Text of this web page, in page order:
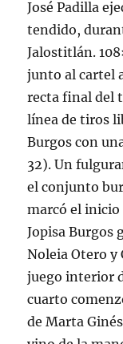
José Padilla
tendido,
Jalostitlán.
junto al cartel
recta final del
línea de tiros
Burgos con
32). Un
el conjunto
marcó el
Jopisa Burgos
Noleia Otero y
juego interior
cuarto
de Marta